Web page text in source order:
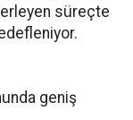
süreçte
geniş